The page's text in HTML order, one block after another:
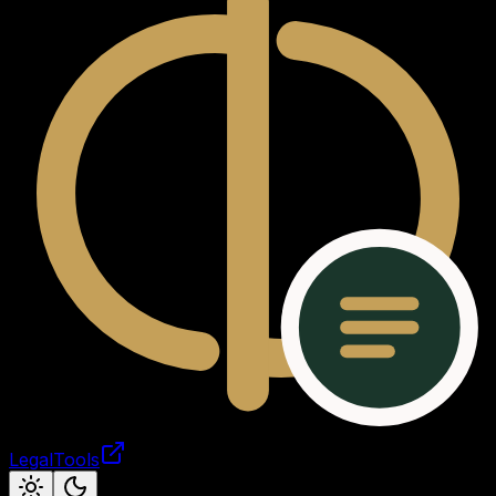
LegalTools